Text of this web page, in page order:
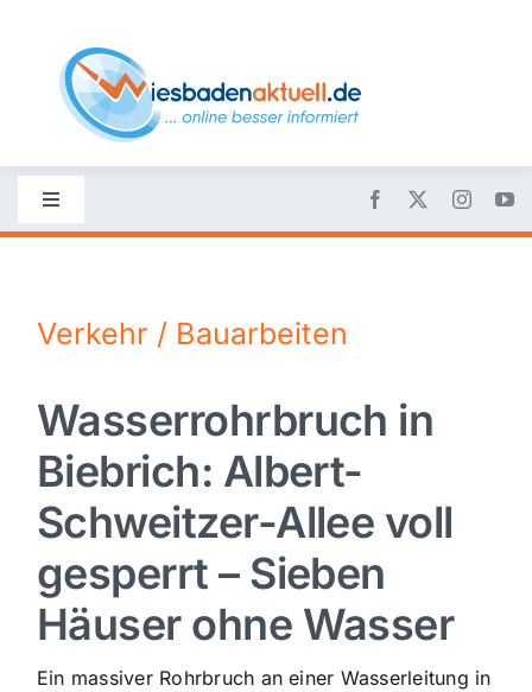
content
Toggle
Navigation
Nachrichten
Politik
Wirtschaft
Sport
Verkehr / Bauarbeiten
Wasserrohrbruch in
Biebrich: Albert-
Schweitzer-Allee voll
gesperrt – Sieben
Häuser ohne Wasser
Ein massiver Rohrbruch an einer Wasserleitung in